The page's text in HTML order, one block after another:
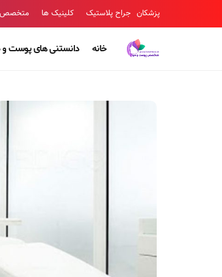
پزشکان جراح پلاستیک کلینیک ها متخصص
خانه دانستنی های پوست و